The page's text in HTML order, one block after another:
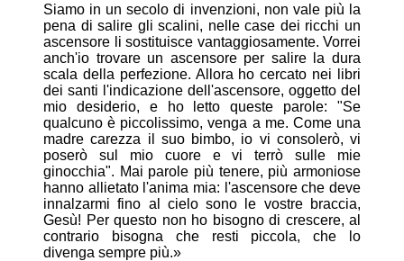
Siamo in un secolo di invenzioni, non vale più la
pena di salire gli scalini, nelle case dei ricchi un
ascensore li sostituisce vantaggiosamente. Vorrei
anch'io trovare un ascensore per salire la dura
scala della perfezione. Allora ho cercato nei libri
dei santi l'indicazione dell'ascensore, oggetto del
mio desiderio, e ho letto queste parole: "Se
qualcuno è piccolissimo, venga a me. Come una
madre carezza il suo bimbo, io vi consolerò, vi
poserò sul mio cuore e vi terrò sulle mie
ginocchia". Mai parole più tenere, più armoniose
hanno allietato l'anima mia: l'ascensore che deve
innalzarmi fino al cielo sono le vostre braccia,
Gesù! Per questo non ho bisogno di crescere, al
contrario bisogna che resti piccola, che lo
divenga sempre più.»